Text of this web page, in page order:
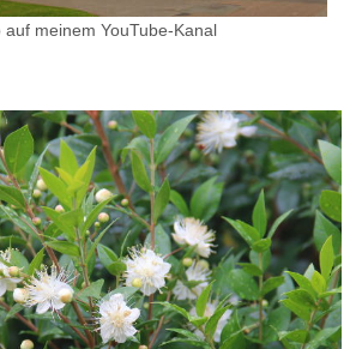
auf meinem YouTube-Kanal